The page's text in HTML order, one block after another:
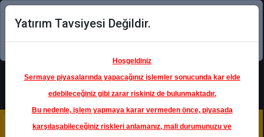
Şimdi uygulamayı indirin!
Yatırım Tavsiyesi Değildir.
Hoşgeldiniz
Sermaye piyasalarında yapacağınız işlemler sonucunda kar elde
edebileceğiniz gibi zarar riskiniz de bulunmaktadır.
Bu nedenle, işlem yapmaya karar vermeden önce, piyasada
karşılaşabileceğiniz riskleri anlamanız, mali durumunuzu ve